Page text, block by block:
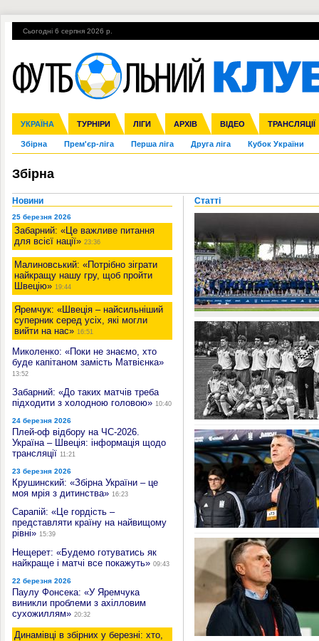
Сьогодні 6 серпня 2026 р.
УКРАЇНА ТУРНІРИ ЛІГИ АРХІВ ВІДЕО ТРАНСЛЯЦІЇ
Збірна Прем'єр-ліга Перша ліга Друга ліга Кубок України
Ліга чемпіонів Ліга Європи Міжнародні Ліга націй Ліга
Англія Іспанія Італія Німеччина Франція Інші
ЧС-2014 ЄВРО-2016 Росія Кубок конфедерацій ЧЄ-2015 (U-
Гарячі теми УПЛ, 1-й тур ВІЙНА УПЛ-ПЕРЕХОДИ
Збірна
Новини
25 березня 2026
Забарний: «Це важливе питання
для всієї нації» 23:36
Малиновський: «Потрібно зіграти
найкращу нашу гру, щоб пройти
Швецію» 19:44
Яремчук: «Швеція – найсильніший
суперник серед усіх, які могли
вийти на нас» 16:51
Миколенко: «Поки не знаємо, хто
буде капітаном замість Матвієнка»
13:52
Забарний: «До таких матчів треба
підходити з холодною головою» 10:40
24 березня 2026
Плей-оф відбору на ЧС-2026.
Україна – Швеція: інформація щодо
трансляції 11:21
23 березня 2026
Крушинский: «Збірна України – це
моя мрія з дитинства» 16:23
Сарапій: «Це гордість –
представляти країну на найвищому
рівні» 15:39
Нещерет: «Будемо готуватись як
найкраще і матчі все покажуть» 09:43
22 березня 2026
Паулу Фонсека: «У Яремчука
виникли проблеми з ахілловим
сухожиллям» 20:32
Динамівці в збірних у березні: хто,
Статті